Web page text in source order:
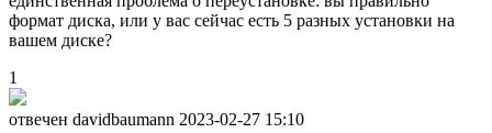
формат диска, или у вас сейчас есть 5 разных установки на
вашем диске?
1
отвечен davidbaumann 2023-02-27 15:10